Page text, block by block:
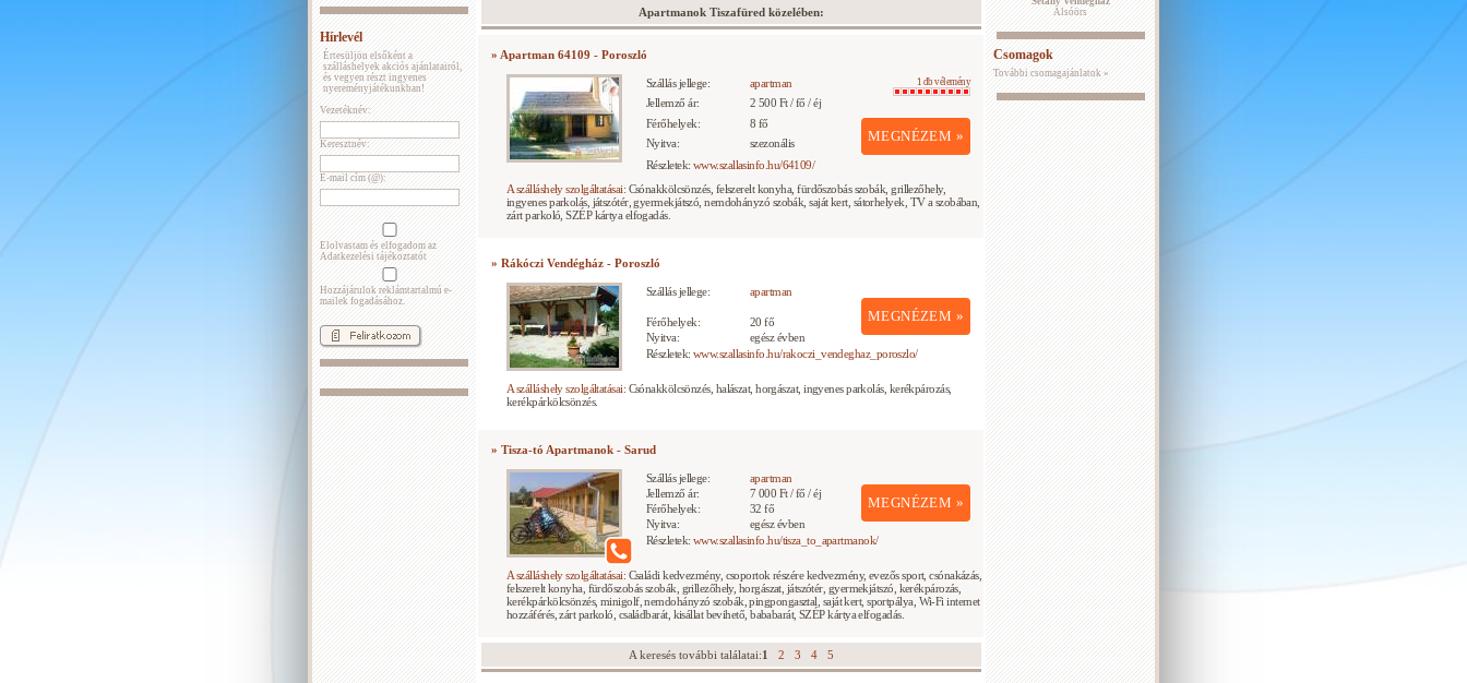
Hírlevél
Értesüljön elsőként a
szálláshelyek akciós ajánlatairól,
és vegyen részt ingyenes
nyereményjátékunkban!
Vezetéknév:
Keresztnév:
E-mail cím (@):
Elolvastam és elfogadom az
Adatkezelési tájékoztatót
Hozzájárulok reklámtartalmú e-
mailek fogadásához.
Apartmanok Tiszafüred közelében:
» Apartman 64109 - Poroszló
Szállás jellege: apartman 1 db vélemény
MEGNÉZEM »
Jellemző ár:
2 500 Ft / fő / éj
Férőhelyek:
8 fő
Nyitva:
szezonális
Részletek: www.szallasinfo.hu/64109/
A szálláshely szolgáltatásai: Csónakkölcsönzés, felszerelt konyha, fürdőszobás szobák, grillezőhely,
ingyenes parkolás, játszótér, gyermekjátszó, nemdohányzó szobák, saját kert, sátorhelyek, TV a szobában,
zárt parkoló, SZÉP kártya elfogadás.
» Rákóczi Vendégház - Poroszló
Szállás jellege: apartman
MEGNÉZEM »
Férőhelyek:
20 fő
Nyitva:
egész évben
Részletek: www.szallasinfo.hu/rakoczi_vendeghaz_poroszlo/
A szálláshely szolgáltatásai: Csónakkölcsönzés, halászat, horgászat, ingyenes parkolás, kerékpározás,
kerékpárkölcsönzés.
» Tisza-tó Apartmanok - Sarud
Szállás jellege: apartman
MEGNÉZEM »
Jellemző ár:
7 000 Ft / fő / éj
Férőhelyek:
32 fő
Nyitva:
egész évben
Részletek: www.szallasinfo.hu/tisza_to_apartmanok/
A szálláshely szolgáltatásai: Családi kedvezmény, csoportok részére kedvezmény, evezős sport, csónakázás,
felszerelt konyha, fürdőszobás szobák, grillezőhely, horgászat, játszótér, gyermekjátszó, kerékpározás,
kerékpárkölcsönzés, minigolf, nemdohányzó szobák, pingpongasztal, saját kert, sportpálya, Wi-Fi internet
hozzáférés, zárt parkoló, családbarát, kisállat bevihető, bababarát, SZÉP kártya elfogadás.
A keresés további találatai:1 2 3 4 5
Alsóörs
Csomagok
További csomagajánlatok »